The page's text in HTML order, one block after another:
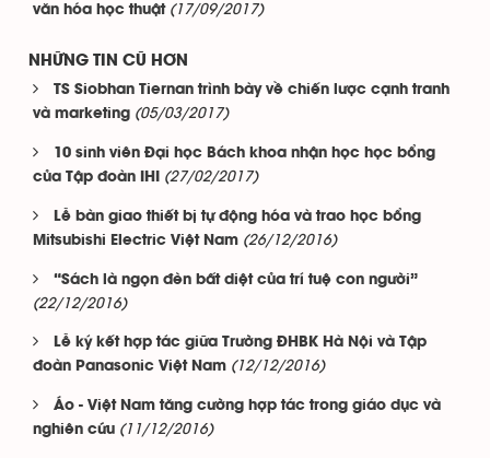
văn hóa học thuật (17/09/2017)
NHỮNG TIN CŨ HƠN
TS Siobhan Tiernan trình bày về chiến lược cạnh tranh
và marketing (05/03/2017)
10 sinh viên Đại học Bách khoa nhận học học bổng
của Tập đoàn IHI
(27/02/2017)
Lễ bàn giao thiết bị tự động hóa và trao học bổng
Mitsubishi Electric Việt Nam (26/12/2016)
“Sách là ngọn đèn bất diệt của trí tuệ con người”
(22/12/2016)
Lễ ký kết hợp tác giữa Trường ĐHBK Hà Nội và Tập
đoàn Panasonic Việt Nam (12/12/2016)
Áo - Việt Nam tăng cường hợp tác trong giáo dục và
nghiên cứu (11/12/2016)